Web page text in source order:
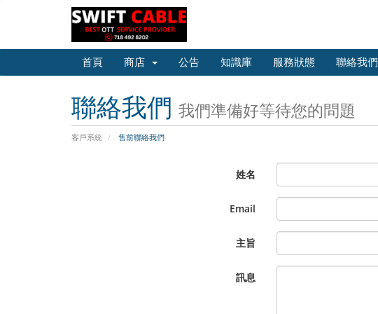
首頁 商店 公告 知識庫 服務狀態 聯絡我們
聯絡我們 我們準備好等待您的問題
客戶系統 售前聯絡我們
姓名
Email
主旨
訊息